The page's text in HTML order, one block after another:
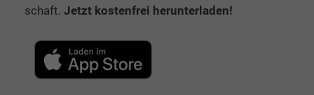
schaft. Jetzt kos­ten­frei her­un­ter­la­den!